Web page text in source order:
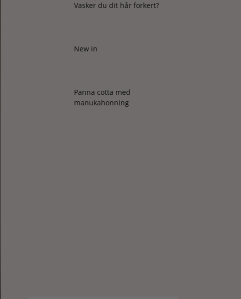
Vasker du dit hår forkert?
New in
Panna cotta med
manukahonning